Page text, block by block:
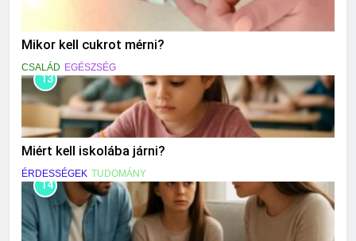
Mikor kell cukrot mérni?
CSALÁD EGÉSZSÉG
13
Miért kell iskolába járni?
ÉRDESSÉGEK TUDOMÁNY
14